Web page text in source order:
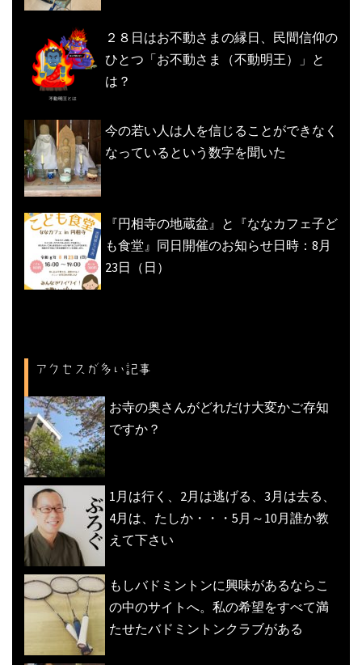
２８日はお不動さまの縁日、民間信仰の
ひとつ「お不動さま（不動明王）」と
は？
今の若い人は人を信じることができなく
なっているという数字を聞いた
『円相寺の地蔵盆』と『ななカフェ子ど
も食堂』同日開催のお知らせ日時：8月
23日（日）
アクセスが多い記事
お寺の奥さんがどれだけ大変かご存知
ですか？
1月は行く、2月は逃げる、3月は去る、
4月は、たしか・・・5月～10月誰か教
えて下さい
もしバドミントンに興味があるならこ
の中のサイトへ。私の希望をすべて満
たせたバドミントンクラブがある